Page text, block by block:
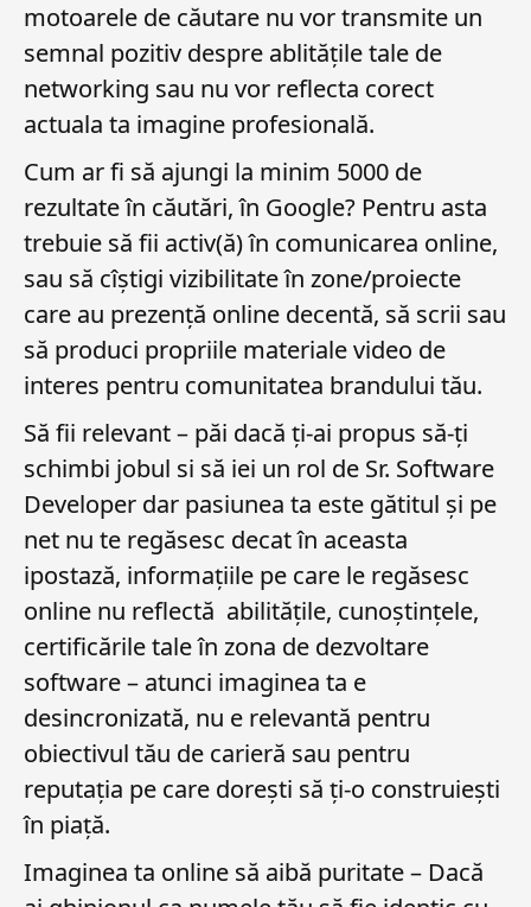
motoarele de căutare nu vor transmite un
semnal pozitiv despre ablitățile tale de
networking sau nu vor reflecta corect
actuala ta imagine profesională.
Cum ar fi să ajungi la minim 5000 de
rezultate în căutări, în Google? Pentru asta
trebuie să fii activ(ă) în comunicarea online,
sau să cîștigi vizibilitate în zone/proiecte
care au prezență online decentă, să scrii sau
să produci propriile materiale video de
interes pentru comunitatea brandului tău.
Să fii relevant – păi dacă ți-ai propus să-ți
schimbi jobul si să iei un rol de Sr. Software
Developer dar pasiunea ta este gătitul și pe
net nu te regăsesc decat în aceasta
ipostază, informațiile pe care le regăsesc
online nu reflectă abilitățile, cunoștințele,
certificările tale în zona de dezvoltare
software – atunci imaginea ta e
desincronizată, nu e relevantă pentru
obiectivul tău de carieră sau pentru
reputația pe care dorești să ți-o construiești
în piață.
Imaginea ta online să aibă puritate – Dacă